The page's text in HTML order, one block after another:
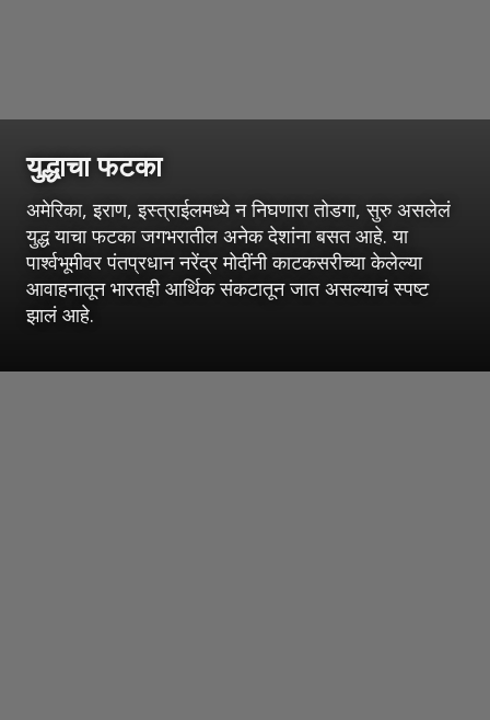
युद्धाचा फटका
अमेरिका, इराण, इस्त्राईलमध्ये न निघणारा तोडगा, सुरु असलेलं
युद्ध याचा फटका जगभरातील अनेक देशांना बसत आहे. या
पार्श्वभूमीवर पंतप्रधान नरेंद्र मोदींनी काटकसरीच्या केलेल्या
आवाहनातून भारतही आर्थिक संकटातून जात असल्याचं स्पष्ट
झालं आहे.